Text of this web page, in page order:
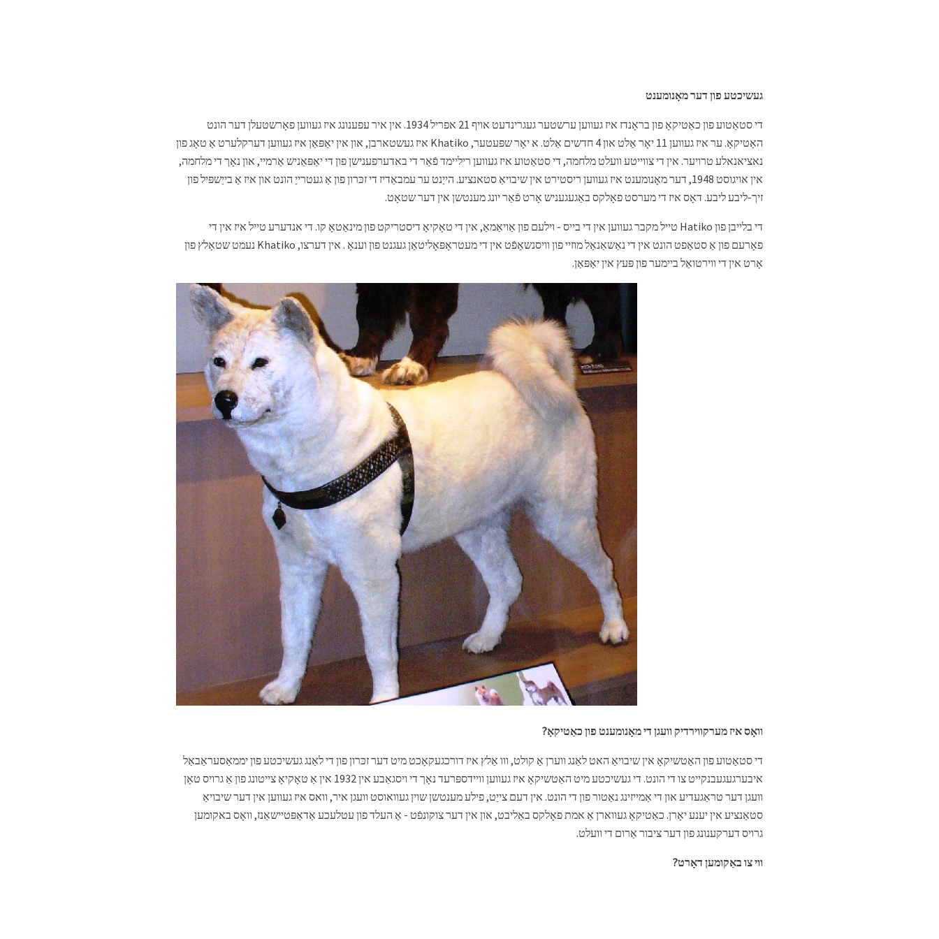
געשיכטע פון ​​דער מאָנומענט
די סטאַטוע פון ​​כאַטיקאָ פון בראָנדז איז געווען ערשטער געגרינדעט אויף 21 אפריל 1934. אין איר עפענונג איז געווען פאָרשטעלן דער הונט
האַטיקאָ. ער איז געווען 11 יאָר אַלט און 4 חדשים אַלט. א יאָר שפּעטער, Khatiko איז געשטארבן, און אין יאַפּאַן איז געווען דערקלערט אַ טאָג פון
נאציאנאלע טרויער. אין די צווייטע וועלט מלחמה, די סטאַטוע איז געווען ריליימד פֿאַר די באדערפענישן פון די יאַפּאַניש אַרמיי, און נאָך די מלחמה,
אין אויגוסט 1948, דער מאָנומענט איז געווען ריסטירט אין שיבויאַ סטאנציע. הייַנט ער עמבאַדיז די זכּרון פון אַ געטרייַ הונט און איז אַ בייַשפּיל פון
זיך-ליבע ליבע. דאָס איז די מערסט פאָלקס באַגעגעניש אָרט פֿאַר יונג מענטשן אין דער שטאָט.
די בלייבן פון Hatiko טייל מקבר געווען אין די בייס - וילעם פון אַויאַמאַ, אין די טאָקיאָ דיסטריקט פון מינאַטאָ קו. די אנדערע טייל איז אין די
פאָרעם פון אַ סטאַפט הונט אין די נאַשאַנאַל מוזיי פון וויסנשאַפֿט אין די מעטראָפּאָליטאַן געגנט פון וענאָ . אין דערצו, Khatiko נעמט שטאָלץ פון
אָרט אין די ווירטואַל ביימער פון פּעץ אין יאַפּאַן.
וואָס איז מערקווירדיק וועגן די מאָנומענט פון כאַטיקאָ?
די סטאַטוע פון ​​האַטשיקאָ אין שיבויאַ האט לאַנג ווערן אַ קולט, ווו אַלץ איז דורכגעקאָכט מיט דער זכּרון פון די לאַנג געשיכטע פון ​​יממאַסעראַבאַל
איבערגעגעבנקייט צו די הונט. די געשיכטע מיט האַטשיקאָ איז געווען וויידספּרעד נאָך די ויסגאַבע אין 1932 אין אַ טאָקיאָ צייטונג פון אַ גרויס טאָן
וועגן דער טראַגעדיע און די אַמייזינג נאַטור פון די הונט. אין דעם צייַט, פילע מענטשן שוין געוואוסט וועגן איר, וואס איז געווען אין דער שיבויאַ
סטאַנציע אין יענע יאָרן. כאַטיקאָ געווארן אַ אמת פאָלקס באַליבט, און אין דער צוקונפֿט - אַ העלד פון עטלעכע אַדאַפּטיישאַנז, וואָס באקומען
גרויס דערקענונג פון דער ציבור אַרום די וועלט.
ווי צו באַקומען דאָרט?